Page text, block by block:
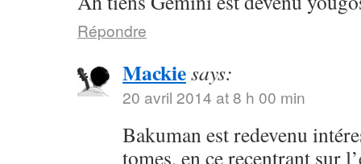
Répondre
Mackiesays:
20 avril 2014 at 8 h 00 min
Bakuman est redevenu
tomes, en ce recentrant sur